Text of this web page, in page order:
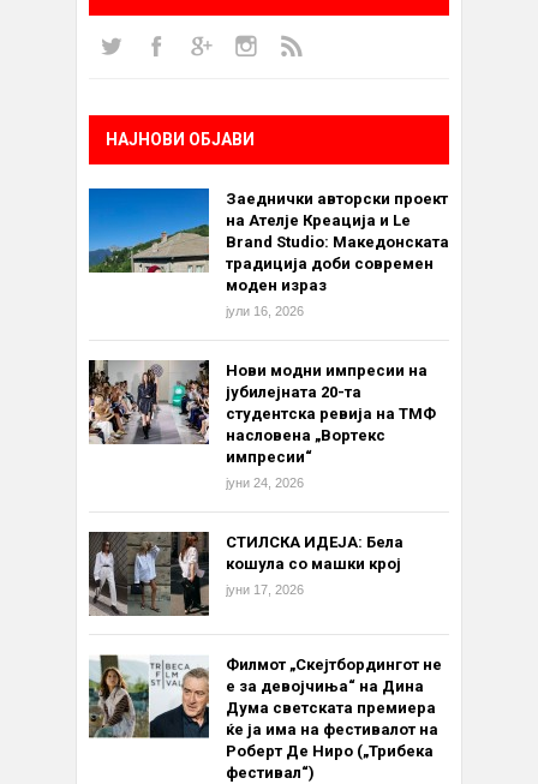
НАЈНОВИ ОБЈАВИ
Заеднички авторски проект
на Ателје Креација и Le
Brand Studio: Македонската
традиција доби современ
моден израз
јули 16, 2026
Нови модни импресии на
јубилејната 20-та
студентска ревија на ТМФ
насловена „Вортекс
импресии“
јуни 24, 2026
СТИЛСКА ИДЕЈА: Бела
кошула со машки крој
јуни 17, 2026
Филмот „Скејтбордингот не
е за девојчиња“ на Дина
Дума светската премиера
ќе ја има на фестивалот на
Роберт Де Ниро („Трибека
фестивал“)